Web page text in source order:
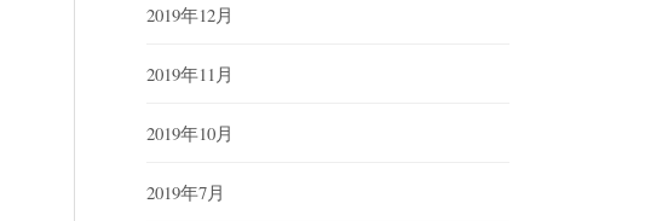
2019年12月
2019年11月
2019年10月
2019年7月